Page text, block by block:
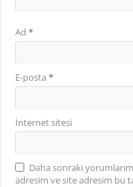
Ad*
E-posta*
İnternet sitesi
Daha sonraki
adresim ve site adresim bu